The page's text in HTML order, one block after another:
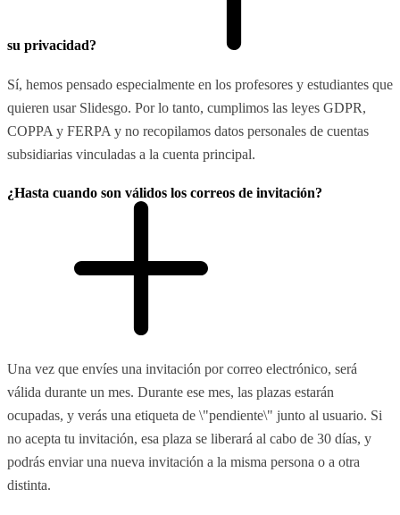
su privacidad?
Sí, hemos pensado especialmente en los profesores y estudiantes que
quieren usar Slidesgo. Por lo tanto, cumplimos las leyes GDPR,
COPPA y FERPA y no recopilamos datos personales de cuentas
subsidiarias vinculadas a la cuenta principal.
¿Hasta cuando son válidos los correos de invitación?
Una vez que envíes una invitación por correo electrónico, será
válida durante un mes. Durante ese mes, las plazas estarán
ocupadas, y verás una etiqueta de \"pendiente\" junto al usuario. Si
no acepta tu invitación, esa plaza se liberará al cabo de 30 días, y
podrás enviar una nueva invitación a la misma persona o a otra
distinta.